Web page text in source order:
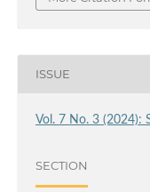
ISSUE
Vol. 7 No. 3 (2024):
SECTION